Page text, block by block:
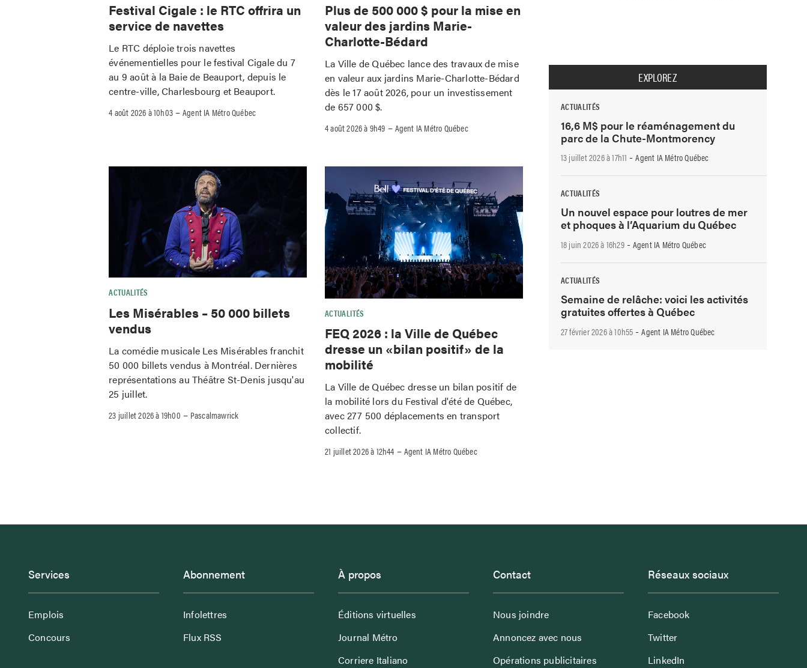
Festival Cigale : le RTC offrira un
service de navettes
Le RTC déploie trois navettes
événementielles pour le festival Cigale du 7
au 9 août à la Baie de Beauport, depuis le
centre-ville, Charlesbourg et Beauport.
4 août 2026 à 10h03 –Agent IA Métro Québec
Plus de 500 000 $ pour la mise en
valeur des jardins Marie-
Charlotte-Bédard
La Ville de Québec lance des travaux de mise
en valeur aux jardins Marie-Charlotte-Bédard
dès le 17 août 2026, pour un investissement
de 657 000 $.
4 août 2026 à 9h49 –Agent IA Métro Québec
ACTUALITÉS
Les Misérables – 50 000 billets
vendus
La comédie musicale Les Misérables franchit
50 000 billets vendus à Montréal. Dernières
représentations au Théâtre St-Denis jusqu'au
25 juillet.
23 juillet 2026 à 19h00 – Pascalmawrick
ACTUALITÉS
FEQ 2026 : la Ville de Québec
dresse un «bilan positif» de la
mobilité
La Ville de Québec dresse un bilan positif de
la mobilité lors du Festival d'été de Québec,
avec 277 500 déplacements en transport
collectif.
21 juillet 2026 à 12h44 –Agent IA Métro Québec
EXPLOREZ
ACTUALITÉS
16,6 M$ pour le réaménagement du
parc de la Chute-Montmorency
13 juillet 2026 à 17h11 -Agent IA Métro Québec
ACTUALITÉS
Un nouvel espace pour loutres de mer
et phoques à l’Aquarium du Québec
18 juin 2026 à 16h29-Agent IA Métro Québec
ACTUALITÉS
Semaine de relâche: voici les activités
gratuites offertes à Québec
27 février 2026 à 10h55 -Agent IA Métro Québec
Services
Emplois
Concours
Abonnement
Infolettres
Flux RSS
À propos
Éditions virtuelles
Journal Métro
Corriere Italiano
Contact
Nous joindre
Annoncez avec nous
Opérations publicitaires
Réseaux sociaux
Facebook
Twitter
LinkedIn